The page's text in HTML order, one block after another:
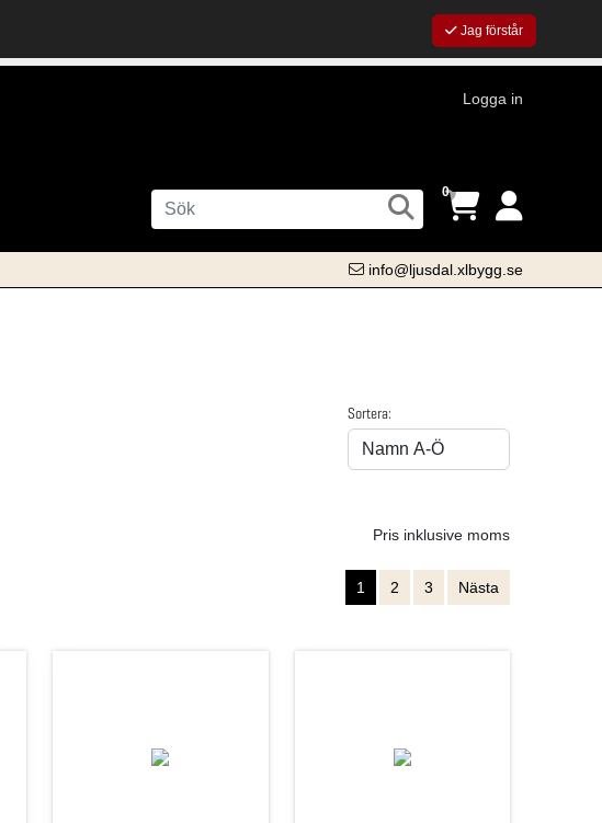
Jag förstår
Logga in
0
info@ljusdal.xlbygg.se
Sortera:
Pris inklusive moms
1 2 3 Nästa